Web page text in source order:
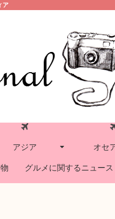
ア
アジア オセ
グルメに関するニュース